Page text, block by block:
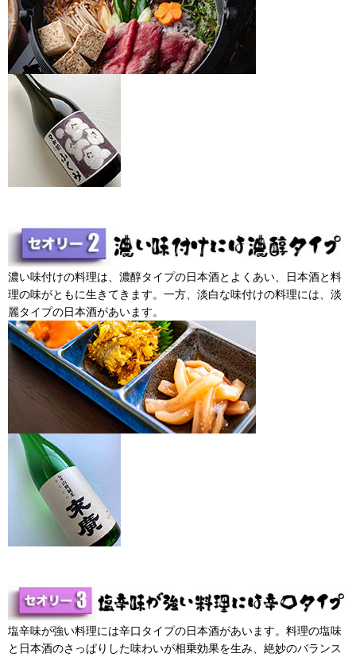
濃い味付けの料理は、濃醇タイプの日本酒とよくあい、日本酒と料
理の味がともに生きてきます。一方、淡白な味付けの料理には、淡
麗タイプの日本酒があいます。
塩辛味が強い料理には辛口タイプの日本酒があいます。料理の塩味
と日本酒のさっぱりした味わいが相乗効果を生み、絶妙のバランス